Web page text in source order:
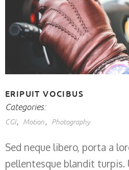
ERIPUIT VOCIBUS
Categories:
CGI Motion Photography
Sed neque libero, porta a
pellentesque blandit